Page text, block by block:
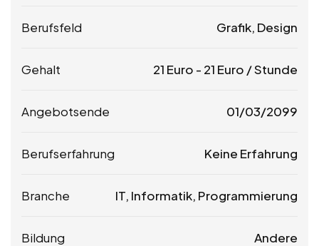
Berufsfeld Grafik, Design
Gehalt 21 Euro - 21 Euro / Stunde
Angebotsende 01/03/2099
Berufserfahrung Keine Erfahrung
Branche IT, Informatik, Programmierung
Bildung Andere